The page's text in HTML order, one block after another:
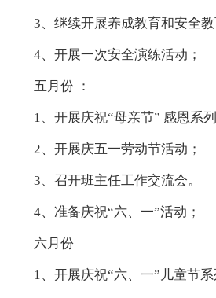
3、继续开展养成教育和安全教
4、开展一次安全演练活动；
五月份 ：
1、开展庆祝“母亲节” 感恩系
2、开展庆五一劳动节活动；
3、召开班主任工作交流会。
4、准备庆祝“六、一”活动；
六月份
1、开展庆祝“六、一”儿童节系